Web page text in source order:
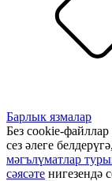
Барлык язмалар
Без cookie-
сез әлеге белдерүгә,
мәгълүматлар
сәясәте нигезендә